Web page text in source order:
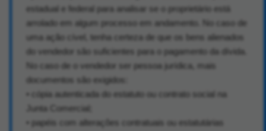
estadual e federal para analisar se o proprietário está
arrolado em algum processo em andamento. No caso de
uma ação cível, tenha certeza de que os bens alienados
do vendedor são suficientes para o pagamento da dívida.
No caso de o vendedor ser pessoa jurídica, mais
documentos são exigidos:
• cópia autenticada do estatuto ou contrato social na
Junta Comercial;
• papéis com alterações contratuais ou estatutárias